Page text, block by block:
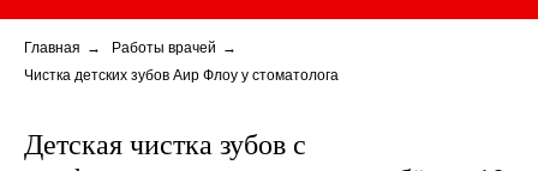
Главная → Работы врачей →
Чистка детских зубов Аир Флоу у стоматолога
Детская чистка зубов с